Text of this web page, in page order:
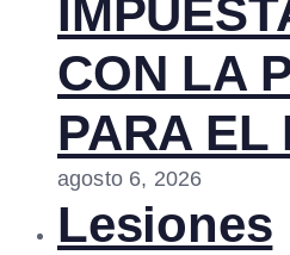
CON LA
PARA EL
agosto 6, 2026
Lesiones